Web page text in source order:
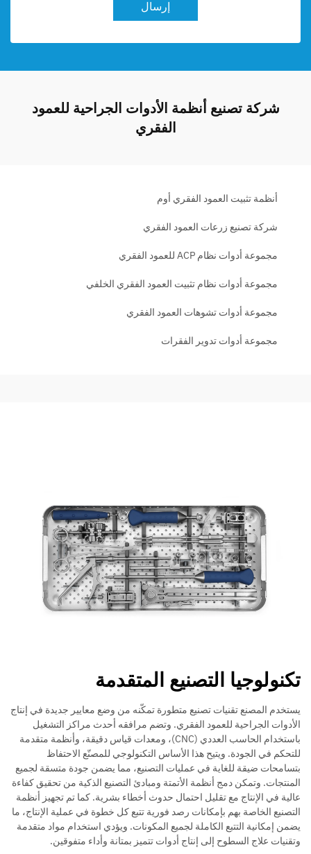
إرسال
شركة تصنيع أنظمة الأدوات الجراحية للعمود
الفقري
أنظمة تثبيت العمود الفقري أوم
شركة تصنيع زرعات العمود الفقري
مجموعة أدوات نظام ACP للعمود الفقري
مجموعة أدوات نظام تثبيت العمود الفقري الخلفي
مجموعة أدوات تشوهات العمود الفقري
مجموعة أدوات تدوير الفقرات
تكنولوجيا التصنيع المتقدمة
يستخدم المصنع تقنيات تصنيع متطورة تمكّنه من وضع معايير جديدة في إنتاج
الأدوات الجراحية للعمود الفقري. وتضم مرافقه أحدث مراكز التشغيل
باستخدام الحاسب العددي (CNC)، ومعدات قياس دقيقة، وأنظمة متقدمة
للتحكم في الجودة. ويتيح هذا الأساس التكنولوجي للمصنّع الاحتفاظ
بتسامحات ضيقة للغاية في عمليات التصنيع، مما يضمن جودة متسقة لجميع
المنتجات. وتمكن دمج أنظمة الأتمتة ومبادئ التصنيع الذكية من تحقيق كفاءة
عالية في الإنتاج مع تقليل احتمال حدوث أخطاء بشرية. كما تم تجهيز أنظمة
التصنيع الخاصة بهم بإمكانات رصد فورية تتبع كل خطوة في عملية الإنتاج، ما
يضمن إمكانية التتبع الكاملة لجميع المكونات. ويؤدي استخدام مواد متقدمة
وتقنيات علاج السطوح إلى إنتاج أدوات تتميز بمتانة وأداء متفوقين.